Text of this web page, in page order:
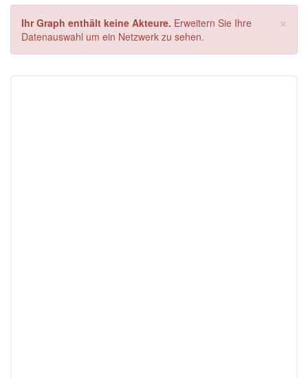
×
Ihr Graph enthält keine Akteure. Erweitern Sie Ihre
Datenauswahl um ein Netzwerk zu sehen.